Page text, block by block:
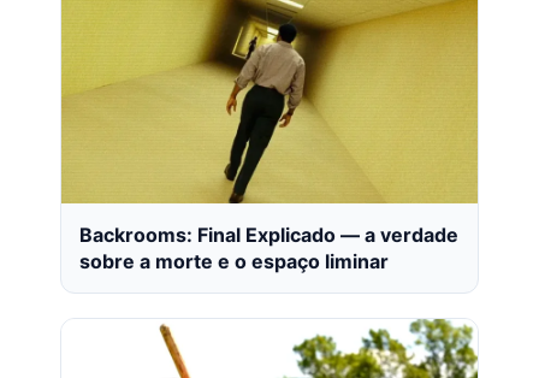
Backrooms: Final Explicado — a verdade
sobre a morte e o espaço liminar